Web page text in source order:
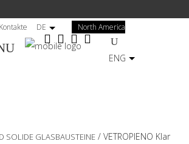
Kontakte DE
North America
ENG
SOLIDE GLASBAUSTEINE /VETROPIENO Klar